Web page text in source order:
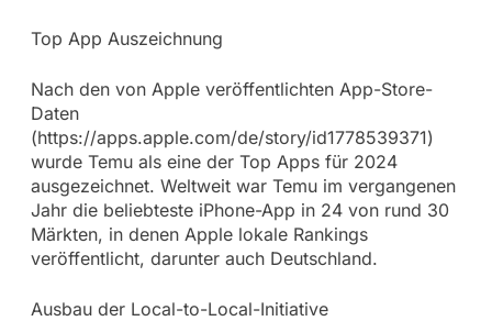
Top App Auszeichnung
Nach den von Apple veröffentlichten App-Store-
Daten
(https://apps.apple.com/de/story/id1778539371)
wurde Temu als eine der Top Apps für 2024
ausgezeichnet. Weltweit war Temu im vergangenen
Jahr die beliebteste iPhone-App in 24 von rund 30
Märkten, in denen Apple lokale Rankings
veröffentlicht, darunter auch Deutschland.
Ausbau der Local-to-Local-Initiative